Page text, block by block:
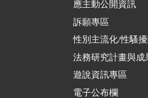
應主動公開資訊
訴願專區
性別主流化/性騷
法務研究計畫與成
遊說資訊專區
電子公布欄